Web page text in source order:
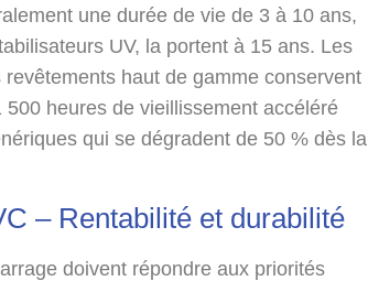
une durée de vie de 3 à 10 ans,
UV, la portent à 15 ans. Les
haut de gamme conservent
heures de vieillissement accéléré
qui se dégradent de 50 % dès la
– Rentabilité et durabilité
doivent répondre aux priorités